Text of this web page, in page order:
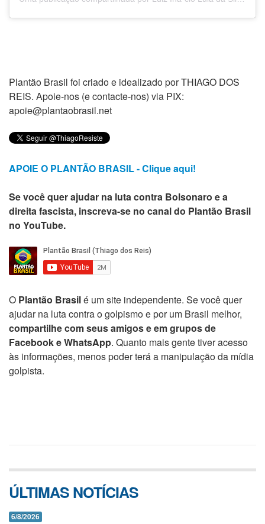
Plantão Brasil foi criado e idealizado por THIAGO DOS
REIS. Apoie-nos (e contacte-nos) via PIX:
apoie@plantaobrasil.net
APOIE O PLANTÃO BRASIL - Clique aqui!
Se você quer ajudar na luta contra Bolsonaro e a
direita fascista, inscreva-se no canal do Plantão Brasil
no YouTube.
O Plantão Brasilé um site independente. Se você quer
ajudar na luta contra o golpismo e por um Brasil melhor,
compartilhe com seus amigos e em grupos de
Facebook e WhatsApp. Quanto mais gente tiver acesso
às informações, menos poder terá a manipulação da mídia
golpista.
ÚLTIMAS NOTÍCIAS
6/8/2026